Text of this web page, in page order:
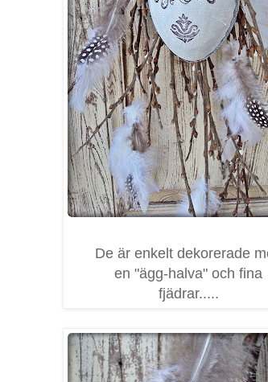
De är enkelt dekorerade
en "ägg-halva" och fina
fjädrar.....